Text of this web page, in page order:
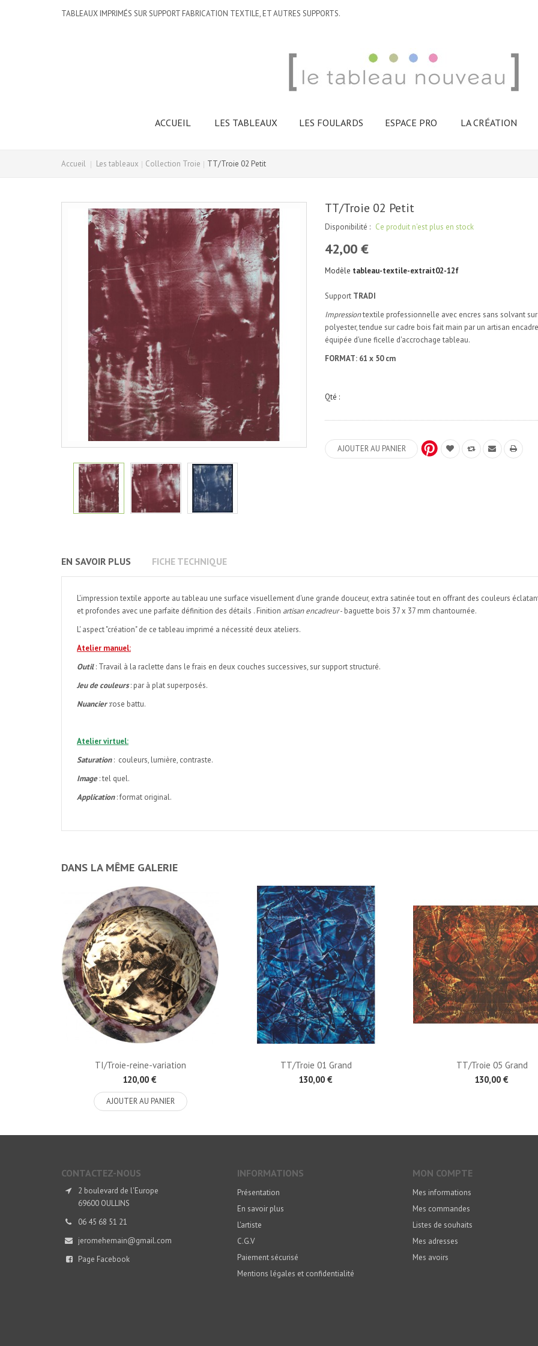
TABLEAUX IMPRIMÉS SUR SUPPORT FABRICATION TEXTILE, ET AUTRES SUPPORTS.
ACCUEIL LES TABLEAUX LES FOULARDS ESPACE PRO LA CRÉATION
Accueil Les tableaux Collection Troie TT/Troie 02 Petit
TT/Troie 02 Petit
Disponibilité : Ce produit n'est plus en stock
42,00 €
Modèle tableau-textile-extrait02-12f
Support TRADI
Impressiontextile professionnelle avec encres sans solvant
polyester, tendue sur cadre bois fait main par un artisan
équipée d'une ficelle d'accrochage tableau.
FORMAT: 61 x 50 cm
Qté :
AJOUTER AU PANIER
EN SAVOIR PLUS FICHE TECHNIQUE
L'impression textile apporte au tableau une surface visuellement d'une grande douceur, extra satinée tout en offrant des couleurs
et profondes avec une parfaite définition des détails . Finition artisan encadreur- baguette bois 37 x 37 mm chantournée.
L' aspect "création" de ce tableau imprimé a nécessité deux ateliers.
Atelier manuel:
Outil: Travail à la raclette dans le frais en deux couches successives, sur support structuré.
Jeu de couleurs : par à plat superposés.
Nuancier :rose battu.
Atelier virtuel:
Saturation : couleurs, lumière, contraste.
Image: tel quel.
Application: format original.
DANS LA MÊME GALERIE
TI/Troie-reine-variation
120,00 €
AJOUTER AU PANIER
TT/Troie 01 Grand
130,00 €
TT/Troie 05 Grand
130,00 €
CONTACTEZ-NOUS
2 boulevard de l'Europe
69600 OULLINS
06 45 68 51 21
jeromehemain@gmail.com
Page Facebook
INFORMATIONS
Présentation
En savoir plus
L'artiste
C.G.V
Paiement sécurisé
Mentions légales et confidentialité
MON COMPTE
Mes informations
Mes commandes
Listes de souhaits
Mes adresses
Mes avoirs